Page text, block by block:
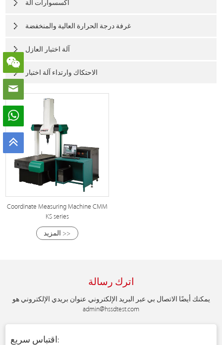
اكسسوارات آلة
غرفة درجة الحرارة العالية والمنخفضة
آلة اختبار العازل
الاحتكاك وارتداء آلة اختبار
Coordinate Measuring Machine CMM
KS series
المزيد >>
اترك رسالة
يمكنك أيضًا الاتصال بي عبر البريد الإلكتروني. عنوان بريدي الإلكتروني هو
admin@hssdtest.com
اقتباس سريع: